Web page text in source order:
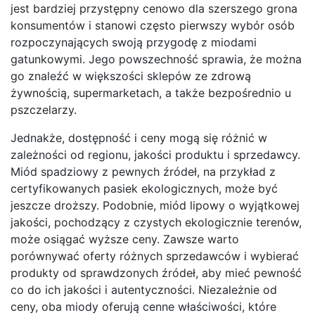
jest bardziej przystępny cenowo dla szerszego grona
konsumentów i stanowi często pierwszy wybór osób
rozpoczynających swoją przygodę z miodami
gatunkowymi. Jego powszechność sprawia, że można
go znaleźć w większości sklepów ze zdrową
żywnością, supermarketach, a także bezpośrednio u
pszczelarzy.
Jednakże, dostępność i ceny mogą się różnić w
zależności od regionu, jakości produktu i sprzedawcy.
Miód spadziowy z pewnych źródeł, na przykład z
certyfikowanych pasiek ekologicznych, może być
jeszcze droższy. Podobnie, miód lipowy o wyjątkowej
jakości, pochodzący z czystych ekologicznie terenów,
może osiągać wyższe ceny. Zawsze warto
porównywać oferty różnych sprzedawców i wybierać
produkty od sprawdzonych źródeł, aby mieć pewność
co do ich jakości i autentyczności. Niezależnie od
ceny, oba miody oferują cenne właściwości, które